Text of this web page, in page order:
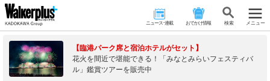
ニュース･連載 おでかけ情報 検 索 メニュー
【臨港パーク席と宿泊ホテルがセット】
花火を間近で堪能できる！「みなとみらいフェスティバ
ル」鑑賞ツアーを販売中